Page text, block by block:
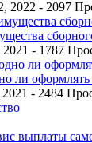
2022 - 2097
- 1787
ли оформлять
- 2484